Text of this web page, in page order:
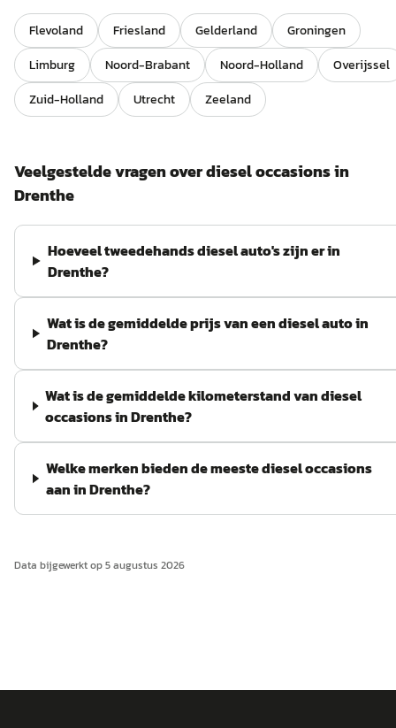
Flevoland Friesland Gelderland
Groningen
Limburg
Noord-Brabant Noord-Holland
Overijssel
Zuid-Holland
Utrecht Zeeland
Veelgestelde vragen overdieseloccasions in
Drenthe
Hoeveel tweedehands diesel auto's zijn er in
Drenthe?
Wat is de gemiddelde prijs van een diesel auto in
Drenthe?
Wat is de gemiddelde kilometerstand van diesel
occasions in Drenthe?
Welke merken bieden de meeste diesel occasions
aan in Drenthe?
Data bijgewerkt op5 augustus 2026